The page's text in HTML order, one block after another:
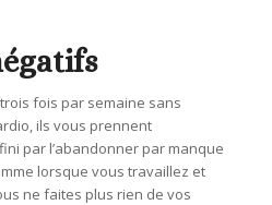
fois par semaine sans
ils vous prennent
par l’abandonner par manque
lorsque vous travaillez et
ne faites plus rien de vos